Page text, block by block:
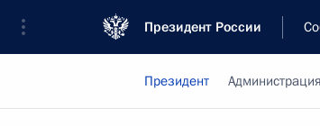
Президент России
Президент Администрация